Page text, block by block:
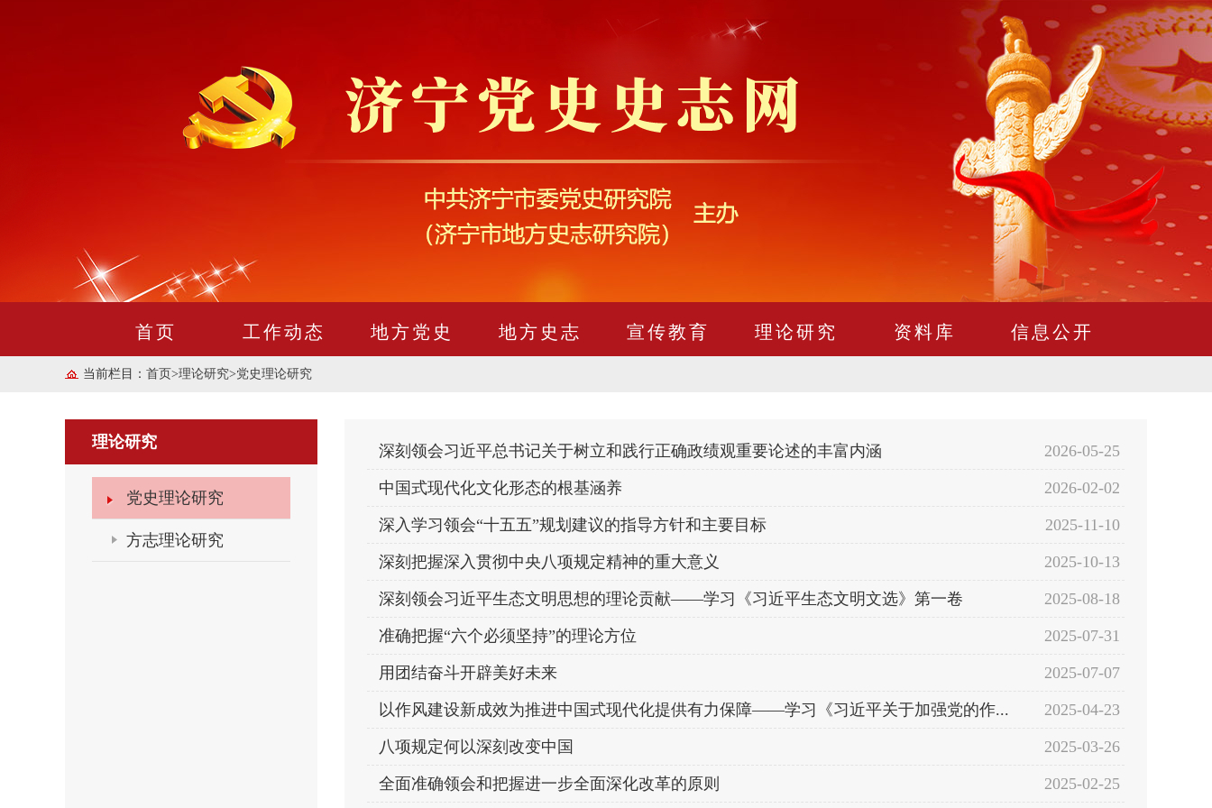
首页 工作动态 地方党史 地方史志 宣传教育 理论研究 资料库 信息公开
当前栏目： 首页>理论研究>党史理论研究
理论研究
党史理论研究
方志理论研究
深刻领会习近平总书记关于树立和践行正确政绩观重要论述的丰富内涵 2026-05-25
中国式现代化文化形态的根基涵养 2026-02-02
深入学习领会“十五五”规划建议的指导方针和主要目标 2025-11-10
深刻把握深入贯彻中央八项规定精神的重大意义 2025-10-13
深刻领会习近平生态文明思想的理论贡献——学习《习近平生态文明文选》第一卷 2025-08-18
准确把握“六个必须坚持”的理论方位 2025-07-31
用团结奋斗开辟美好未来 2025-07-07
以作风建设新成效为推进中国式现代化提供有力保障——学习《习近平关于加强党的作... 2025-04-23
八项规定何以深刻改变中国 2025-03-26
全面准确领会和把握进一步全面深化改革的原则 2025-02-25